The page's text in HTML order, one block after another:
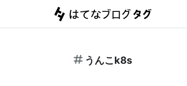
うんこk8s